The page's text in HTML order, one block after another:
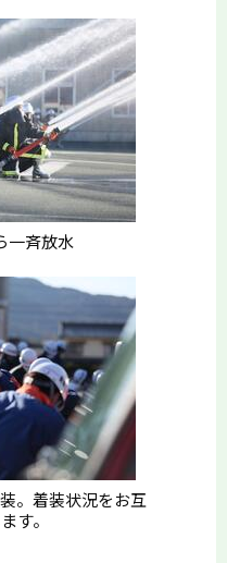
一斉放水
。着装状況をお互
す。